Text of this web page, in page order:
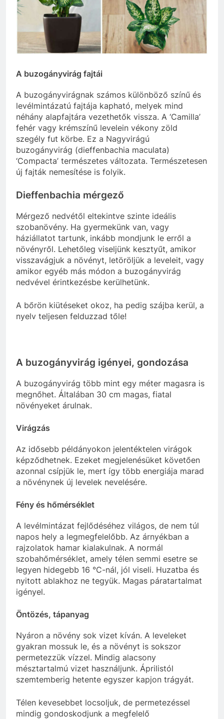
A buzogányvirág fajtái
A buzogányvirágnak számos különböző színű és
levélmintázatú fajtája kapható, melyek mind
néhány alapfajtára vezethetők vissza. A ‘Camilla’
fehér vagy krémszínű levelein vékony zöld
szegély fut körbe. Ez a Nagyvirágú
buzogányvirág (dieffenbachia maculata)
‘Compacta’ természetes változata. Természetesen
új fajták nemesítése is folyik.
Dieffenbachia mérgező
Mérgező nedvétől eltekintve szinte ideális
szobanövény. Ha gyermekünk van, vagy
háziállatot tartunk, inkább mondjunk le erről a
növényről. Lehetőleg viseljünk kesztyűt, amikor
visszavágjuk a növényt, letöröljük a leveleit, vagy
amikor egyéb más módon a buzogányvirág
nedvével érintkezésbe kerülhetünk.
A bőrön kiütéseket okoz, ha pedig szájba kerül, a
nyelv teljesen felduzzad tőle!
A buzogányvirág igényei, gondozása
A buzogányvirág több mint egy méter magasra is
megnőhet. Általában 30 cm magas, fiatal
növényeket árulnak.
Virágzás
Az idősebb példányokon jelentéktelen virágok
képződhetnek. Ezeket megjelenésüket követően
azonnal csípjük le, mert így több energiája marad
a növénynek új levelek nevelésére.
Fény és hőmérséklet
A levélmintázat fejlődéséhez világos, de nem túl
napos hely a legmegfelelőbb. Az árnyékban a
rajzolatok hamar kialakulnak. A normál
szobahőmérséklet, amely télen semmi esetre se
legyen hidegebb 16 °C-nál, jól viseli. Huzatba és
nyitott ablakhoz ne tegyük. Magas páratartalmat
igényel.
Öntözés, tápanyag
Nyáron a növény sok vizet kíván. A leveleket
gyakran mossuk le, és a növényt is sokszor
permetezzük vízzel. Mindig alacsony
mésztartalmú vizet használjunk. Áprilistól
szemtemberig hetente egyszer kapjon trágyát.
Télen kevesebbet locsoljuk, de permetezéssel
mindig gondoskodjunk a megfelelő